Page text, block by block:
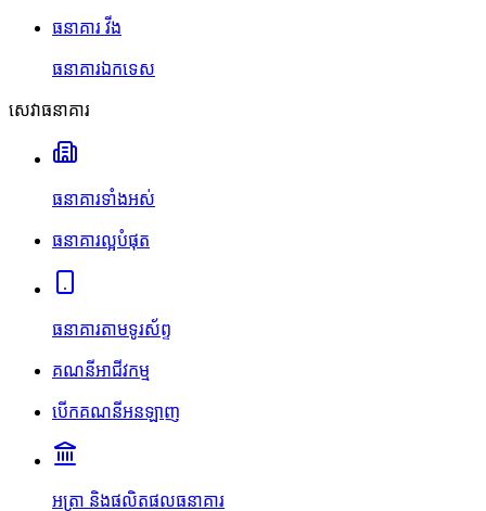
ធនាគារ វីង
ធនាគារឯកទេស
សេវាធនាគារ
ធនាគារទាំងអស់
ធនាគារល្អបំផុត
ធនាគារតាមទូរស័ព្ទ
គណនីអាជីវកម្ម
បើកគណនីអនឡាញ
អត្រា និងផលិតផលធនាគារ